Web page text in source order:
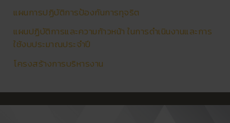
แผนการปฏิบัติการป้องกันการทุจริต
แผนปฏิบัติการและความก้าวหน้า ในการดำเนินงานและการ
ใช้งบประมาณประจำปี
โครงสร้างการบริหารงาน